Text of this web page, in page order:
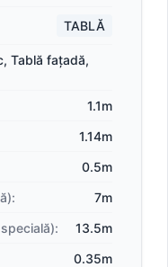
TABLĂ
, Tablă fațadă,
1.1m
1.14m
0.5m
7m
13.5m
0.35m